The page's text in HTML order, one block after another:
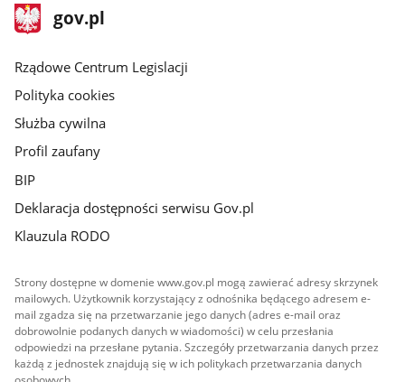
stopka
gov.plStrona
gov.pl
Rządowe Centrum Legislacji
Polityka cookies
Służba cywilna
Profil zaufany
BIP
Deklaracja dostępności serwisu Gov.pl
Klauzula RODO
Strony dostępne w domenie www.gov.pl mogą zawierać adresy skrzynek
mailowych. Użytkownik korzystający z odnośnika będącego adresem e-
mail zgadza się na przetwarzanie jego danych (adres e-mail oraz
dobrowolnie podanych danych w wiadomości) w celu przesłania
odpowiedzi na przesłane pytania. Szczegóły przetwarzania danych przez
każdą z jednostek znajdują się w ich politykach przetwarzania danych